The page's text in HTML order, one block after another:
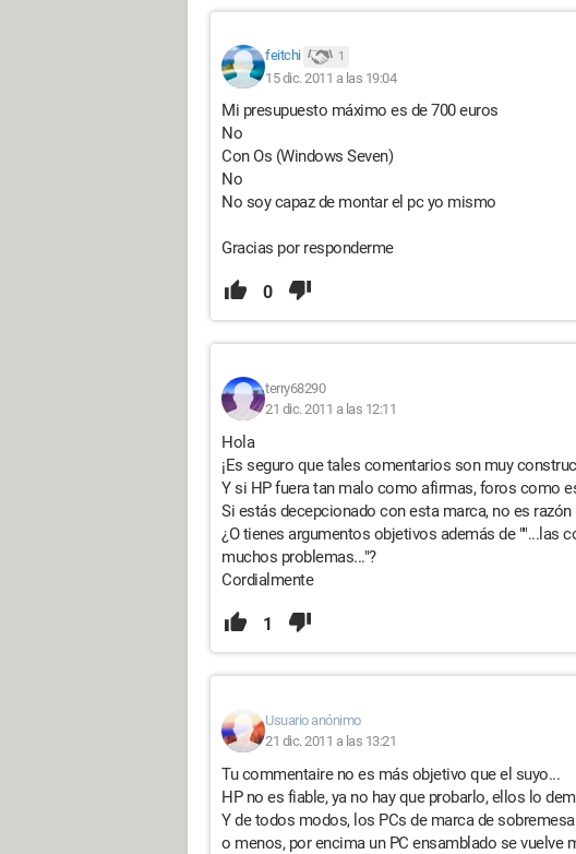
feitchi 1
15 dic. 2011 a las 19:04
Mi presupuesto máximo es de 700 euros
No
Con Os (Windows Seven)
No
No soy capaz de montar el pc yo mismo
Gracias por responderme
0
terry68290
21 dic. 2011 a las 12:11
Hola
¡Es seguro que tales comentarios son muy
Y si HP fuera tan malo como afirmas, foros como
Si estás decepcionado con esta marca, no es
¿O tienes argumentos objetivos además de ""...las
muchos problemas..."?
Cordialmente
1
Usuario anónimo
21 dic. 2011 a las 13:21
Tu commentaire no es más objetivo que el suyo...
HP no es fiable, ya no hay que probarlo, ellos lo
Y de todos modos, los PCs de marca de
o menos, por encima un PC ensamblado se vuelve